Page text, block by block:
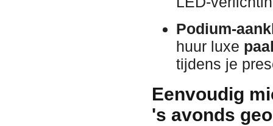
Podium-
huur luxe
tijdens je
Eenvoudig
's avonds